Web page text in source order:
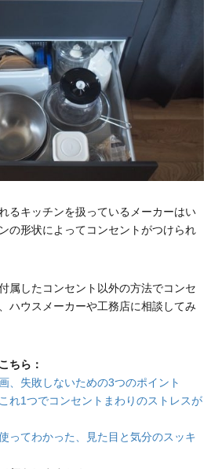
るキッチンを扱っているメーカーはい
の形状によってコンセントがつけられ
属したコンセント以外の方法でコンセ
ハウスメーカーや工務店に相談してみ
ちら：
、失敗しないための3つのポイント
れ1つでコンセントまわりのストレスが
ってわかった、見た目と気分のスッキ